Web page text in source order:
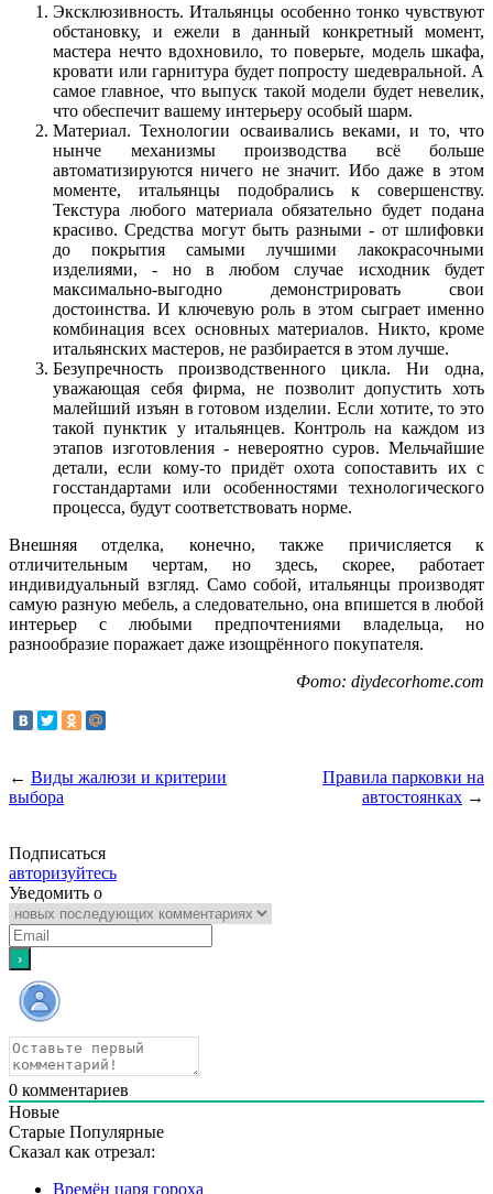
Эксклюзивность. Итальянцы особенно тонко чувствуют
обстановку, и ежели в данный конкретный момент,
мастера нечто вдохновило, то поверьте, модель шкафа,
кровати или гарнитура будет попросту шедевральной. А
самое главное, что выпуск такой модели будет невелик,
что обеспечит вашему интерьеру особый шарм.
Материал. Технологии осваивались веками, и то, что
нынче механизмы производства всё больше
автоматизируются ничего не значит. Ибо даже в этом
моменте, итальянцы подобрались к совершенству.
Текстура любого материала обязательно будет подана
красиво. Средства могут быть разными - от шлифовки
до покрытия самыми лучшими лакокрасочными
изделиями, - но в любом случае исходник будет
максимально-выгодно демонстрировать свои
достоинства. И ключевую роль в этом сыграет именно
комбинация всех основных материалов. Никто, кроме
итальянских мастеров, не разбирается в этом лучше.
Безупречность производственного цикла. Ни одна,
уважающая себя фирма, не позволит допустить хоть
малейший изъян в готовом изделии. Если хотите, то это
такой пунктик у итальянцев. Контроль на каждом из
этапов изготовления - невероятно суров. Мельчайшие
детали, если кому-то придёт охота сопоставить их с
госстандартами или особенностями технологического
процесса, будут соответствовать норме.
Внешняя отделка, конечно, также причисляется к
отличительным чертам, но здесь, скорее, работает
индивидуальный взгляд. Само собой, итальянцы производят
самую разную мебель, а следовательно, она впишется в любой
интерьер с любыми предпочтениями владельца, но
разнообразие поражает даже изощрённого покупателя.
Фото: diydecorhome.com
← Виды жалюзи и критерии
выбора
Правила парковки на
автостоянках →
Подписаться
авторизуйтесь
Уведомить о
0 комментариев
Новые
Старые Популярные
Сказал как отрезал:
Времён царя гороха